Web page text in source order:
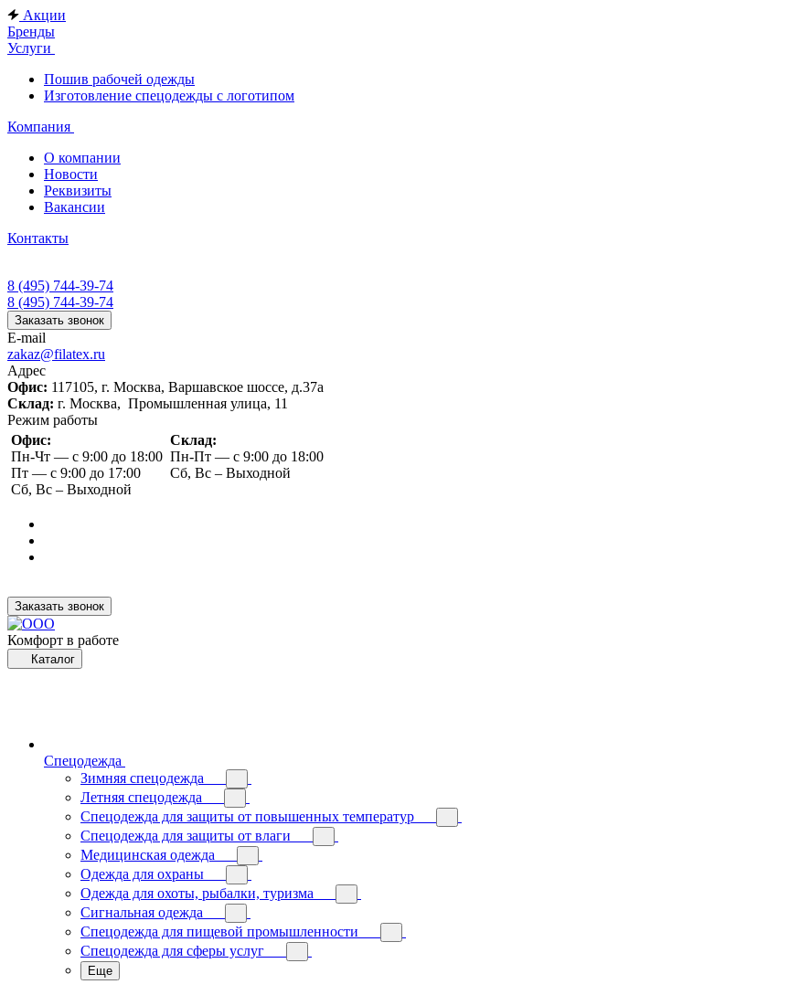
Акции
Бренды
Услуги
Пошив рабочей одежды
Изготовление спецодежды с логотипом
Компания
О компании
Новости
Реквизиты
Вакансии
Контакты
8 (495) 744-39-74
8 (495) 744-39-74
Заказать звонок
E-mail
zakaz@filatex.ru
Адрес
Офис: 117105, г. Москва, Варшавское шоссе, д.37а
Склад: г. Москва, Промышленная улица, 11
Режим работы
Офис:
Пн-Чт — с 9:00 до 18:00
Пт — с 9:00 до 17:00
Сб, Вс – Выходной
Склад:
Пн-Пт — с 9:00 до 18:00
Сб, Вс – Выходной
Заказать звонок
Комфорт в работе
Каталог
Спецодежда
Зимняя спецодежда
Летняя спецодежда
Спецодежда для защиты от повышенных температур
Спецодежда для защиты от влаги
Медицинская одежда
Одежда для охраны
Одежда для охоты, рыбалки, туризма
Сигнальная одежда
Спецодежда для пищевой промышленности
Спецодежда для сферы услуг
Еще